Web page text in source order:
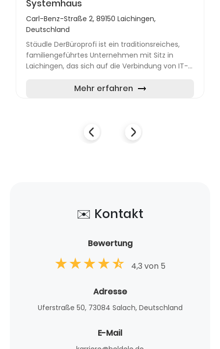
Systemhaus
Carl-Benz-Straße 2, 89150 Laichingen,
Deutschland
Stäudle DerBüroprofi ist ein traditionsreiches,
familiengeführtes Unternehmen mit Sitz in
Laichingen, das sich auf die Verbindung von IT-
spezialisiert hat. S...Mehr erfahren
✉️ Kontakt
Bewertung
4,3 von 5
Adresse
Uferstraße 50, 73084 Salach, Deutschland
E-Mail